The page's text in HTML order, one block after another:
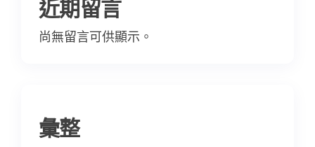
近期留言
尚無留言可供顯示。
彙整